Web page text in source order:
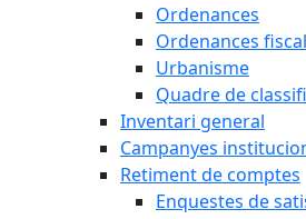
Ordenances
Ordenances
Urbanisme
Quadre de
Inventari general
Campanyes
Retiment de comptes
Enquestes de